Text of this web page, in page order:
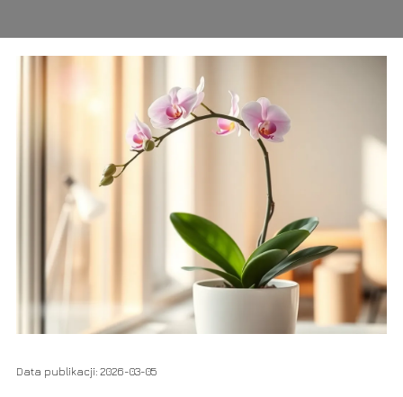
Data publikacji: 2026-03-05